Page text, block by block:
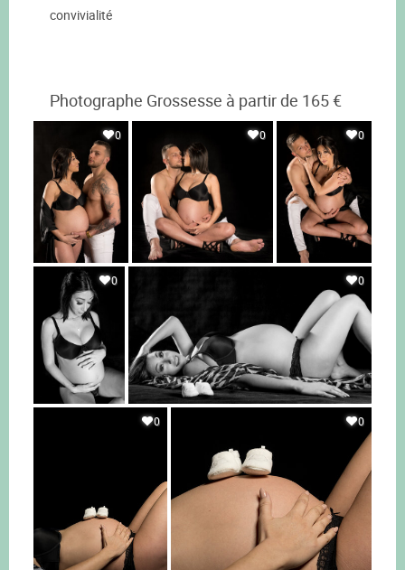
convivialité
Photographe Grossesse à partir de 165 €
0 0 0
0 0
0 0